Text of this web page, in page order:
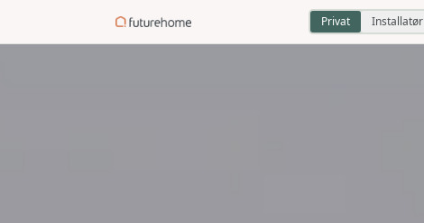
Privat Installatør